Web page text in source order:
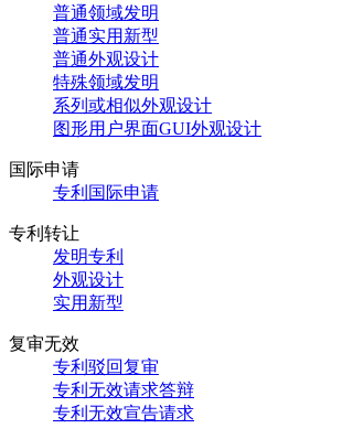
普通领域发明
普通实用新型
普通外观设计
特殊领域发明
系列或相似外观设计
图形用户界面GUI外观设计
国际申请
专利国际申请
专利转让
发明专利
外观设计
实用新型
复审无效
专利驳回复审
专利无效请求答辩
专利无效宣告请求